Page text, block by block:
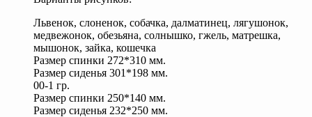
Львенок, слоненок, собачка, далматинец, лягушонок,
медвежонок, обезьяна, солнышко, гжель, матрешка,
мышонок, зайка, кошечка
Размер спинки 272*310 мм.
Размер сиденья 301*198 мм.
00-1 гр.
Размер спинки 250*140 мм.
Размер сиденья 232*250 мм.